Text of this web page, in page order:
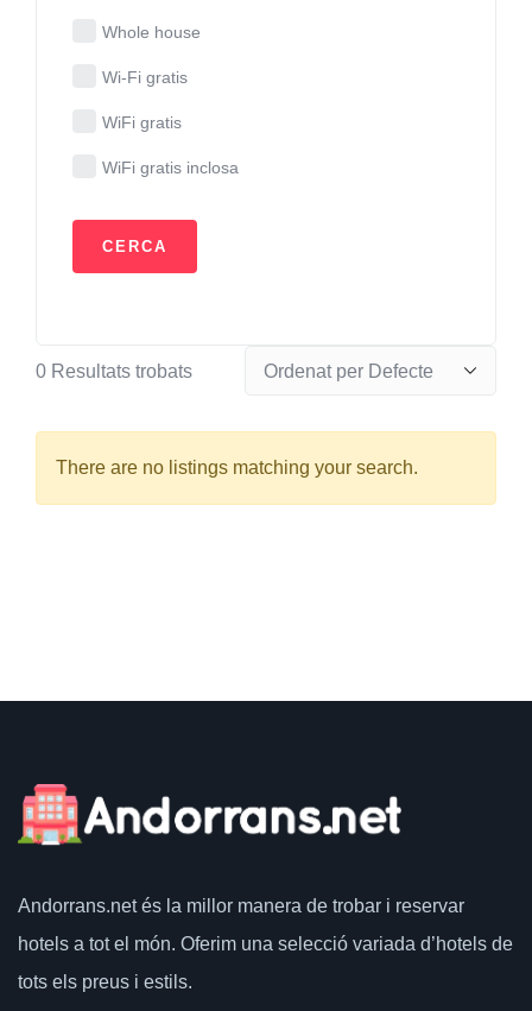
Whole house
Wi-Fi gratis
WiFi gratis
WiFi gratis inclosa
0 Resultats trobats
There are no listings matching your search.
Andorrans.netés la millor manera de trobar i reservar
hotels a tot el món. Oferim una selecció variada d’hotels de
tots els preus i estils.